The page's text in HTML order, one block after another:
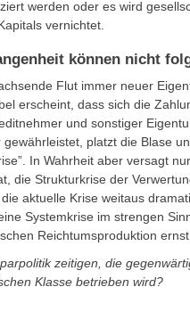
werden oder es wird
vernichtet.
können nicht
Flut immer neuer
erscheint, dass sich die
und sonstiger
platzt die Blase
In Wahrheit aber versagt
die Strukturkrise der
aktuelle Krise weitaus
Systemkrise im strengen
Reichtumsproduktion
zeitigen, die
Klasse betrieben wird?